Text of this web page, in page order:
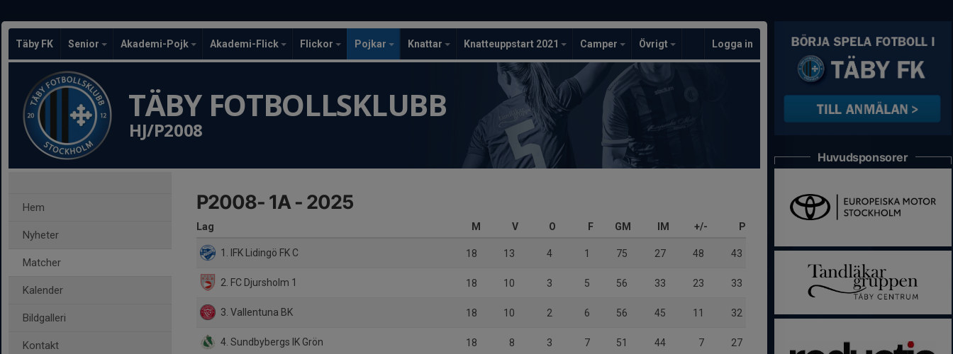
Täby FK Senior Akademi-Pojk Akademi-Flick Flickor Pojkar Knattar Knatteuppstart 2021 Camper Övrigt Logga in
TÄBY FOTBOLLSKLUBB
HJ/P2008
Hem
Nyheter
Matcher
Kalender
Bildgalleri
Kontakt
P2008- 1A - 2025
Lag M V O F GM IM +/- P
1. IFK Lidingö FK C 18 13 4 1 75 27 48 43
2. FC Djursholm 1 18 10 3 5 56 33 23 33
3. Vallentuna BK 18 10 2 6 56 45 11 32
4. Sundbybergs IK Grön 18 8 3 7 51 44 7 27
Huvudsponsorer